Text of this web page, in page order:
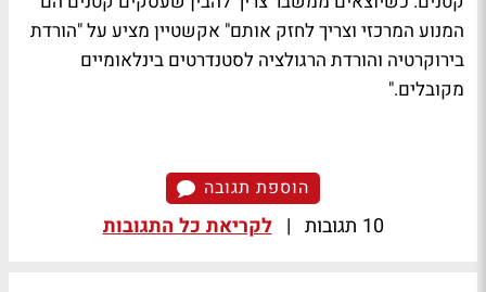
המנוע המרכזי וצריך לחזק אותם" אקשטיין מציע על "הורדת
בירוקרטיה והורדת הרגולציה לסטנדרטים בינלאומיים
מקובלים."
הוספת תגובה
10 תגובות | לקריאת כל התגובות